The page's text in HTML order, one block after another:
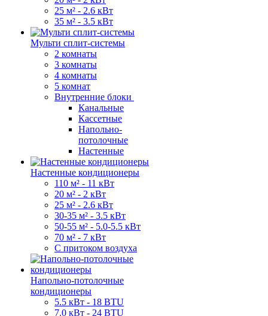
25 м² - 2.6 кВт
35 м² - 3.5 кВт
Мульти сплит-системы
2 комнаты
3 комнаты
4 комнаты
5 комнат
Внутренние блоки
Канальные
Кассетные
Напольно-
потолочные
Настенные
Настенные кондиционеры
110 м² - 11 кВт
20 м² - 2 кВт
25 м² - 2.6 кВт
30-35 м² - 3.5 кВт
50-55 м² - 5.0-5.5 кВт
70 м² - 7 кВт
С притоком воздуха
Напольно-потолочные
кондиционеры
5.5 кВт - 18 BTU
7.0 кВт - 24 BTU